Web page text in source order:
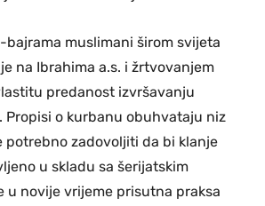
bajrama muslimani širom svijeta
na Ibrahima a.s. i žrtvovanjem
predanost izvršavanju
Propisi o kurbanu obuhvataju niz
potrebno zadovoljiti da bi klanje
u skladu sa šerijatskim
u novije vrijeme prisutna praksa